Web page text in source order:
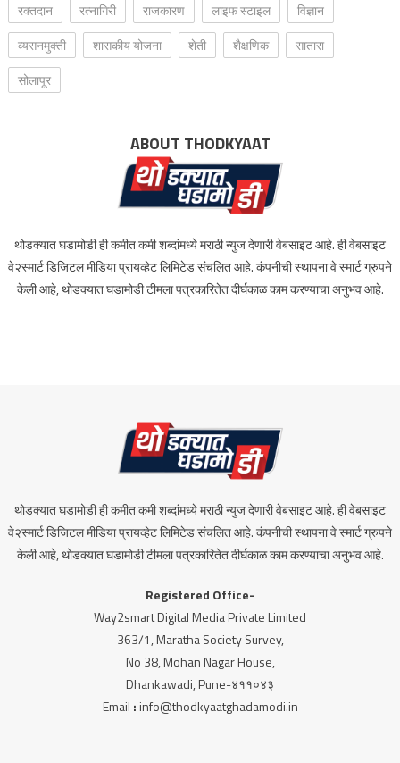
रक्‍तदान
रत्नागिरी राजकारण लाइफ स्टाइल
विज्ञान
व्यसनमुक्ती
शासकीय योजना शेती शैक्षणिक
सातारा
सोलापूर
ABOUT THODKYAAT
थोडक्यात घडामोडी ही कमीत कमी शब्दांमध्ये मराठी न्युज देणारी वेबसाइट आहे. ही वेबसाइट
वे२स्मार्ट डिजिटल मीडिया प्रायव्हेट लिमिटेड संचलित आहे. कंपनीची स्थापना वे स्मार्ट ग्रुपने
केली आहे, थोडक्यात घडामोडी टीमला पत्रकारितेत दीर्घकाळ काम करण्याचा अनुभव आहे.
थोडक्यात घडामोडी ही कमीत कमी शब्दांमध्ये मराठी न्युज देणारी वेबसाइट आहे. ही वेबसाइट
वे२स्मार्ट डिजिटल मीडिया प्रायव्हेट लिमिटेड संचलित आहे. कंपनीची स्थापना वे स्मार्ट ग्रुपने
केली आहे, थोडक्यात घडामोडी टीमला पत्रकारितेत दीर्घकाळ काम करण्याचा अनुभव आहे.
Registered Office-
Way2smart Digital Media Private Limited
363/1, Maratha Society Survey,
No 38, Mohan Nagar House,
Dhankawadi, Pune-४११०४३
Email :info@thodkyaatghadamodi.in